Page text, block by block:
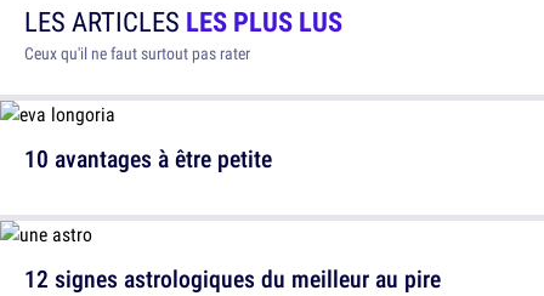
LES ARTICLES LES PLUS LUS
Ceux qu'il ne faut surtout pas rater
10 avantages à être petite
12 signes astrologiques du meilleur au pire